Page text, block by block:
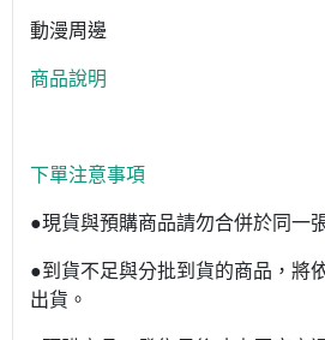
動漫周邊
商品說明
下單注意事項
●現貨與預購商品請勿合併於同一
●到貨不足與分批到貨的商品，將
出貨。